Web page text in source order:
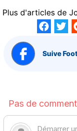
Plus d'articles de
Suive